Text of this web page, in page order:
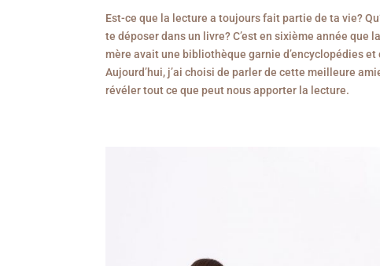
Est-ce que la lecture a toujours fait partie de ta vie?
te déposer dans un livre? C’est en sixième année
mère avait une bibliothèque garnie d’encyclopédies
Aujourd’hui, j’ai choisi de parler de cette meilleure
révéler tout ce que peut nous apporter la lecture.